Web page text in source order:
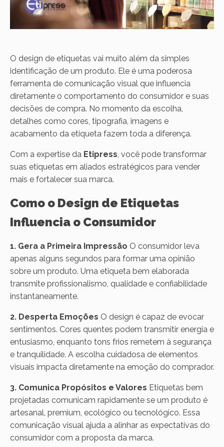
O design de etiquetas vai muito além da simples
identificação de um produto. Ele é uma poderosa
ferramenta de comunicação visual que influencia
diretamente o comportamento do consumidor e suas
decisões de compra. No momento da escolha,
detalhes como cores, tipografia, imagens e
acabamento da etiqueta fazem toda a diferença.
Com a expertise da Etipress , você pode transformar
suas etiquetas em aliados estratégicos para vender
mais e fortalecer sua marca.
Como o Design de Etiquetas
Influencia o Consumidor
1. Gera a Primeira Impressão O consumidor leva
apenas alguns segundos para formar uma opinião
sobre um produto. Uma etiqueta bem elaborada
transmite profissionalismo, qualidade e confiabilidade
instantaneamente.
2. Desperta Emoções O design é capaz de evocar
sentimentos. Cores quentes podem transmitir energia e
entusiasmo, enquanto tons frios remetem à segurança
e tranquilidade. A escolha cuidadosa de elementos
visuais impacta diretamente na emoção do comprador.
3. Comunica Propósitos e Valores Etiquetas bem
projetadas comunicam rapidamente se um produto é
artesanal, premium, ecológico ou tecnológico. Essa
comunicação visual ajuda a alinhar as expectativas do
consumidor com a proposta da marca.